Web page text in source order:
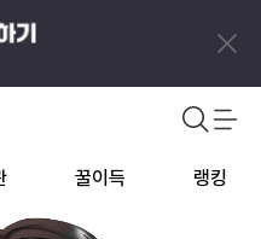
꿀이득 랭킹